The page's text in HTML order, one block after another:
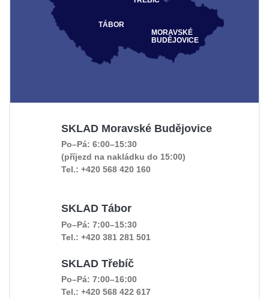
MORAVSKÉ
BUDĚJOVICE
TÁBOR
SKLAD Moravské Budějovice
Po–Pá: 6:00–15:30
(příjezd na nakládku do 15:00)
Tel.: +420 568 420 160
SKLAD Tábor
Po–Pá: 7:00–15:30
Tel.: +420 381 281 501
SKLAD Třebíč
Po–Pá: 7:00–16:00
Tel.: +420 568 422 617